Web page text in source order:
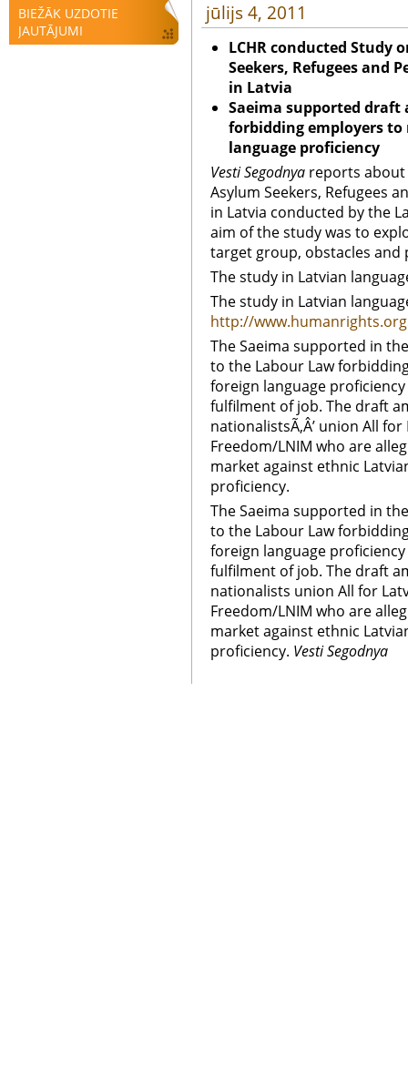
BIEŽĀK UZDOTIE
JAUTĀJUMI
jūlijs 4, 2011
LCHR conducted Study
Seekers, Refugees and
in Latvia
Saeima supported
forbidding employers to
language proficiency
Vesti Segodnya reports about
Asylum Seekers, Refugees
in Latvia conducted by the
aim of the study was to
target group, obstacles and
The study in Latvian
The study in Latvian
http://
The Saeima supported in
to the Labour Law
foreign language
fulfilment of job. The draft
nationalistsÃ‚Â’ union All
Freedom/LNIM who are
market against ethnic
proficiency.
The Saeima supported in
to the Labour Law
foreign language
fulfilment of job. The draft
nationalists union All for
Freedom/LNIM who are
market against ethnic
proficiency. Vesti Segodnya